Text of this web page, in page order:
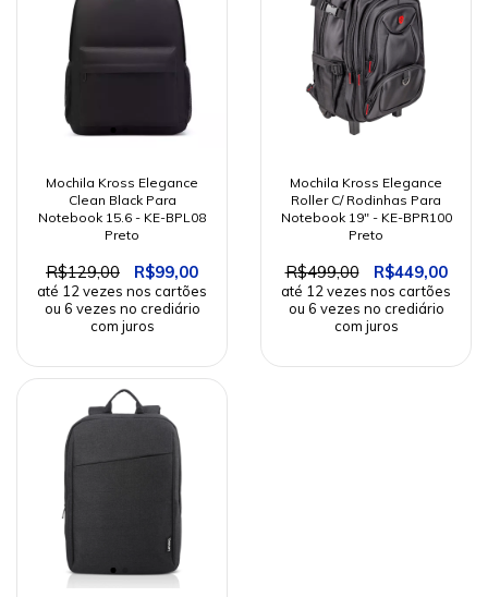
Mochila Kross Elegance
Clean Black Para
Notebook 15.6 - KE-BPL08
Preto
R$129,00 R$99,00
Mochila Kross Elegance
Roller C/ Rodinhas Para
Notebook 19" - KE-BPR100
Preto
R$499,00 R$449,00